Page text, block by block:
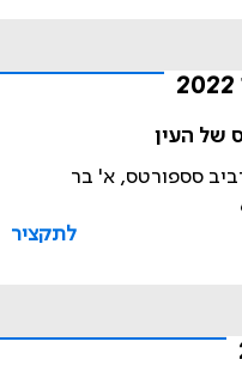
של העין
סספורטס, א' בר
לתקציר